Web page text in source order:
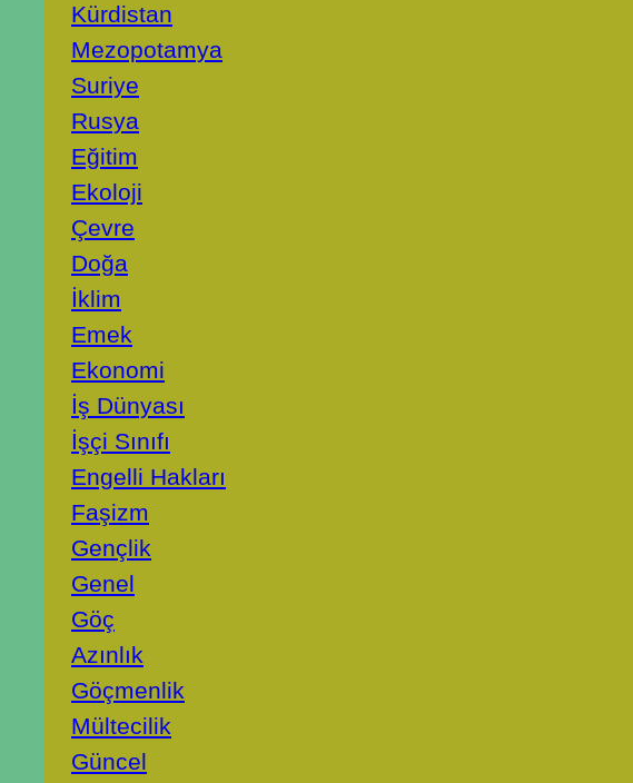
Kürdistan
Mezopotamya
Suriye
Rusya
Eğitim
Ekoloji
Çevre
Doğa
İklim
Emek
Ekonomi
İş Dünyası
İşçi Sınıfı
Engelli Hakları
Faşizm
Gençlik
Genel
Göç
Azınlık
Göçmenlik
Mültecilik
Güncel